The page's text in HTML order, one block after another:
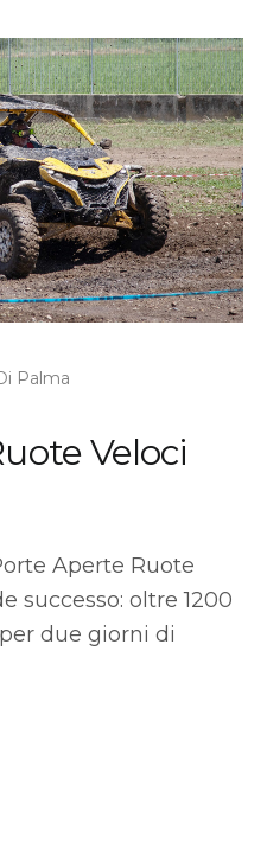
Palma
Veloci
Aperte Ruote
successo: oltre 1200
due giorni di